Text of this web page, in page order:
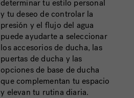
determinar tu estilo personal
y tu deseo de controlar la
presión y el flujo del agua
puede ayudarte a seleccionar
los accesorios de ducha, las
puertas de ducha y las
opciones de base de ducha
que complementan tu espacio
y elevan tu rutina diaria.